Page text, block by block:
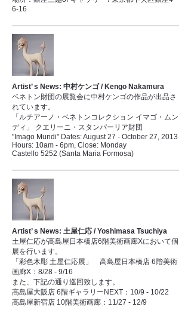
6-16
Artist’ s News: 中村ケンゴ / Kengo Nakamura
ベネトン財団の展覧会に中村ケンゴの作品が出品さ
れています。
「ルチアーノ・ベネトンコレクション イマゴ・ムン
ディ」 クエリーニ・スタンパーリア財団
"Imago Mundi" Dates: August 27 - October 27, 2013
Hours: 10am - 6pm, Close: Monday
Castello 5252 (Santa Maria Formosa)
Artist’ s News: 土屋仁応 / Yoshimasa Tsuchiya
土屋仁応が高島屋日本橋店6階美術画廊Xにおいて個
展を行います。
「彩色木彫 土屋仁応展」 高島屋日本橋店 6階美術
画廊X：8/28 - 9/16
また、下記の通り巡回致します。
高島屋大阪店 6階ギャラリーNEXT：10/9 - 10/22
高島屋新宿店 10階美術画廊：11/27 - 12/9